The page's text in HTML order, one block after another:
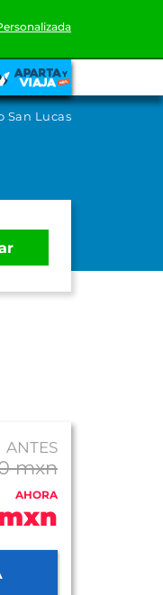
San Lucas
ANTES
mxn
AHORA